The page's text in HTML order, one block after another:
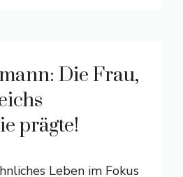
Die Frau,
prägte!
Leben im Fokus